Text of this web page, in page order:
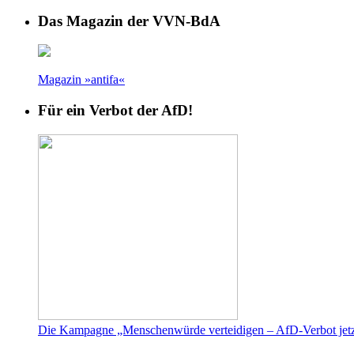
Das Magazin der VVN-BdA
Magazin »antifa«
Für ein Verbot der AfD!
Die Kampagne „Menschenwürde verteidigen – AfD-Verbot